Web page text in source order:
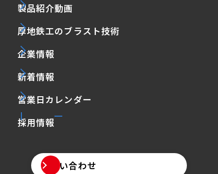
製品紹介動画
厚地鉄工のブラスト技術
企業情報
新着情報
営業日カレンダー
採用情報
お問い合わせ